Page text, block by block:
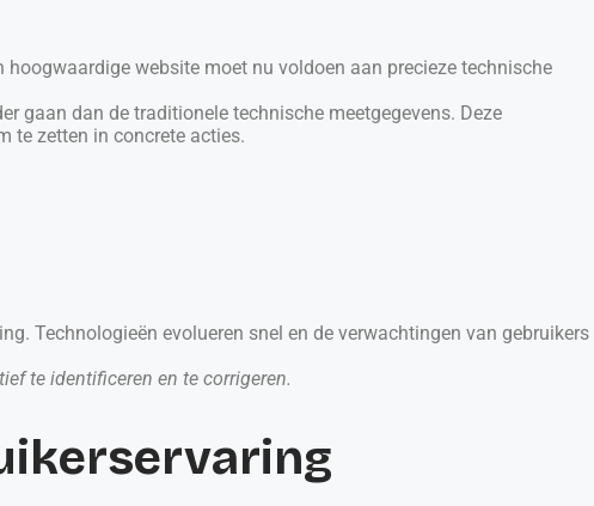
website moet nu voldoen aan precieze technische
gaan dan de traditionele technische meetgegevens. Deze
te zetten in concrete acties.
Technologieën evolueren snel en de verwachtingen van gebruikers
te identificeren en te corrigeren.